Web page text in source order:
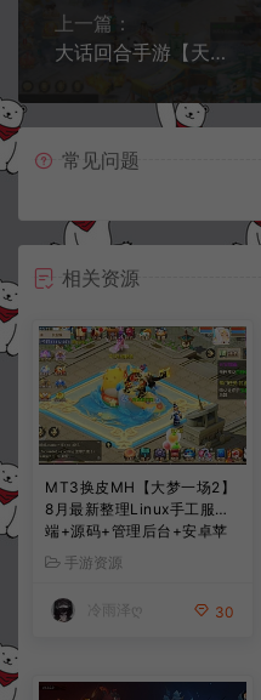
上一篇：
大话回合手游【天空西游之南山西游】10月最新整理Linux手工服务端+加解密工具+管理后台+安卓苹果双端+详细搭建教程+视频教程
常见问题
相关资源
MT3换皮MH【大梦一场2】
8月最新整理Linux手工服务
端+源码+管理后台+安卓苹
果双端+详细搭建教程+视频
教程
手游资源
冷雨泽ღ 30